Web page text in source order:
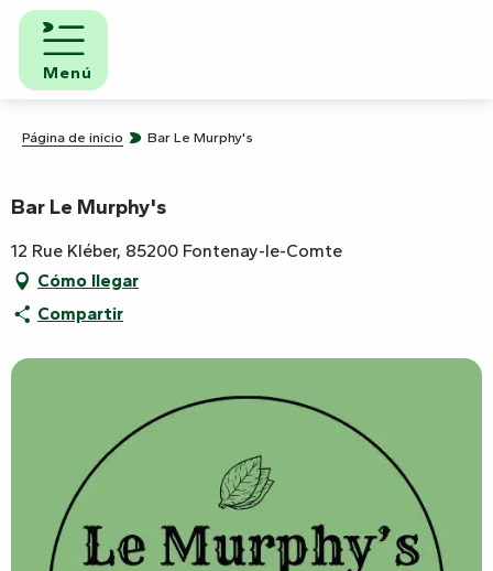
Aller
contenu
principal
Menú
Página de inicio Bar Le Murphy's
Bar Le Murphy's
12 Rue Kléber, 85200 Fontenay-le-Comte
Cómo llegar
Compartir